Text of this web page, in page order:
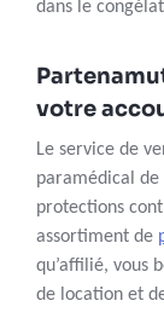
dans le
votre
Le service de
paramédical
protections
assortiment de
qu’affilié, vous
de location et